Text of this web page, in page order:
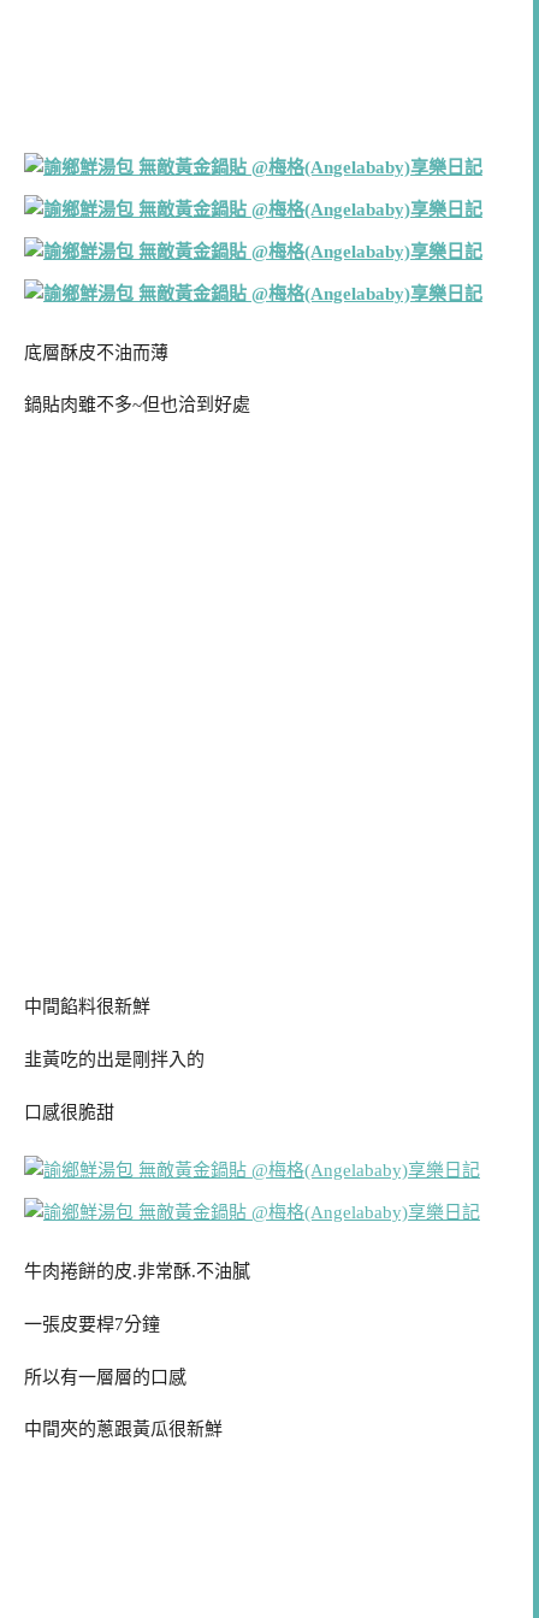
底層酥皮不油而薄
鍋貼肉雖不多~但也洽到好處
中間餡料很新鮮
韭黃吃的出是剛拌入的
口感很脆甜
牛肉捲餅的皮.非常酥.不油膩
一張皮要桿7分鐘
所以有一層層的口感
中間夾的蔥跟黃瓜很新鮮